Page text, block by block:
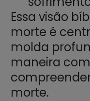
Essa visão
morte é
molda
maneira
morte.